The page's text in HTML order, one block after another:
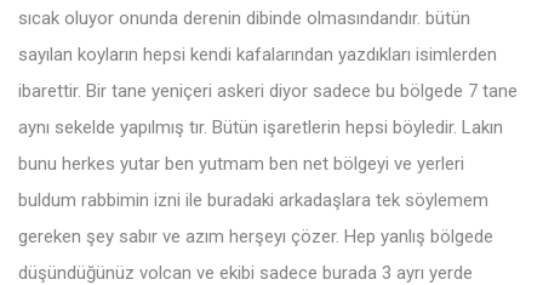
sıcak oluyor onunda derenin dibinde olmasındandır. bütün
sayılan koyların hepsi kendi kafalarından yazdıkları isimlerden
ibarettir. Bir tane yeniçeri askeri diyor sadece bu bölgede 7 tane
aynı sekelde yapılmış tır. Bütün işaretlerin hepsi böyledir. Lakın
bunu herkes yutar ben yutmam ben net bölgeyi ve yerleri
buldum rabbimin izni ile buradaki arkadaşlara tek söylemem
gereken şey sabır ve azım herşeyı çözer. Hep yanlış bölgede
düşündüğünüz volcan ve ekibi sadece burada 3 ayrı yerde